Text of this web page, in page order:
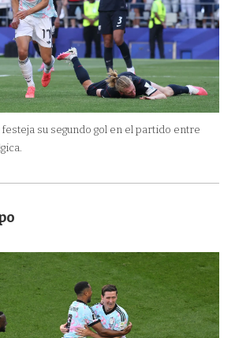
su segundo gol en el partido entre